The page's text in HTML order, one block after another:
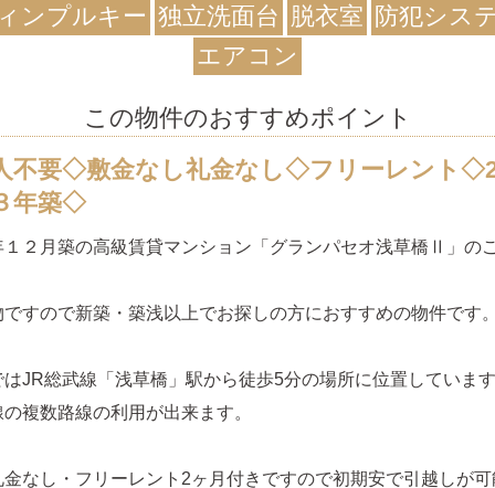
ンプルキー 独立洗面台 脱衣室 防犯シス
エアコン
この物件のおすすめポイント
不要◇敷金なし礼金なし◇フリーレント
年築◇
１２月築の高級賃貸マンション「グランパセオ浅草橋Ⅱ」の
すので新築・築浅以上でお探しの方におすすめの物件です。
JR総武線「浅草橋」駅から徒歩5分の場所に位置しています
複数路線の利用が出来ます。
なし・フリーレント2ヶ月付きですので初期安で引越しが可